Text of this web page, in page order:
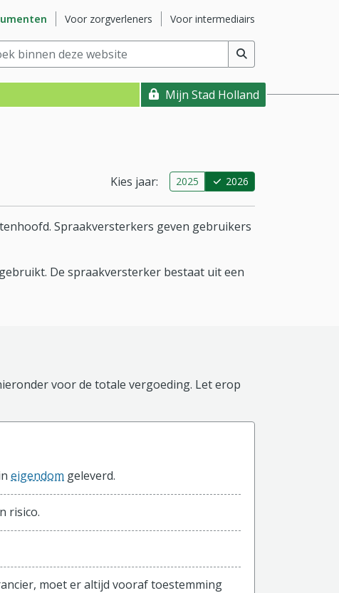
Ga naar subsite
Voor zorgverleners Ga naar subsite
Voor intermediairs
binnen deze website(min. 2 tekens)
Mijn Stad Holland
Kies jaar: 2025 2026
Spraakversterkers geven gebruikers
De spraakversterker bestaat uit een
voor de totale vergoeding. Let erop
eigendom geleverd.
risico.
moet er altijd vooraf toestemming